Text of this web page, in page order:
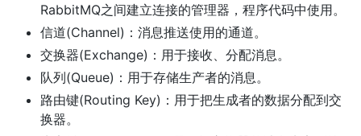
RabbitMQ之间建立连接的管理器，程序代码中使用。
信道(Channel)：消息推送使用的通道。
交换器(Exchange)：用于接收、分配消息。
队列(Queue)：用于存储生产者的消息。
路由键(Routing Key)：用于把生成者的数据分配到交
换器。